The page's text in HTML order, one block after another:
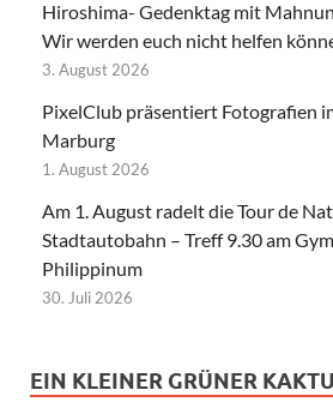
Hiroshima- Gedenktag mit
Wir werden euch nicht helfen
3. August 2026
PixelClub präsentiert Fotografien
Marburg
1. August 2026
Am 1. August radelt die Tour de
Stadtautobahn – Treff 9.30 am
Philippinum
30. Juli 2026
EIN KLEINER GRÜNER